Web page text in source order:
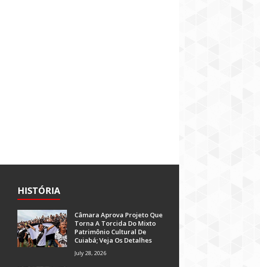
HISTÓRIA
Câmara Aprova Projeto Que
Torna A Torcida Do Mixto
Patrimônio Cultural De
Cuiabá; Veja Os Detalhes
July 28, 2026